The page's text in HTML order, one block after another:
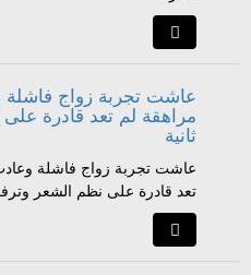
عاشت تجربة زواج فاشلة
مراهقة لم تعد قادرة
ثانية
عاشت تجربة زواج فاشلة
تعد قادرة على نظم الشعر